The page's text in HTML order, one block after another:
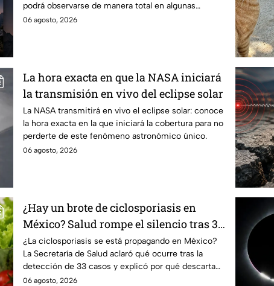
podrá observarse de manera total en algunas
ciudades.
06 agosto, 2026
La hora exacta en que la NASA iniciará
la transmisión en vivo del eclipse solar
La NASA transmitirá en vivo el eclipse solar: conoce
la hora exacta en la que iniciará la cobertura para no
perderte de este fenómeno astronómico único.
06 agosto, 2026
¿Hay un brote de ciclosporiasis en
México? Salud rompe el silencio tras 33
casos detectados
¿La ciclosporiasis se está propagando en México?
La Secretaría de Salud aclaró qué ocurre tras la
detección de 33 casos y explicó por qué descarta
un brote.
06 agosto, 2026